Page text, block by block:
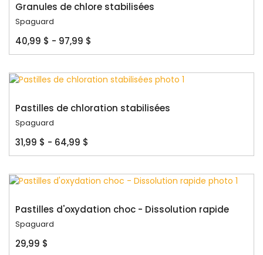
Granules de chlore stabilisées
Spaguard
40,99 $ - 97,99 $
Pastilles de chloration stabilisées
Spaguard
31,99 $ - 64,99 $
Pastilles d'oxydation choc - Dissolution rapide
Spaguard
29,99 $